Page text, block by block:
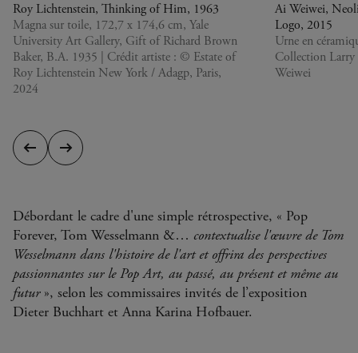
Roy Lichtenstein, Thinking of Him, 1963
Magna sur toile, 172,7 x 174,6 cm, Yale
University Art Gallery, Gift of Richard Brown
Baker, B.A. 1935 | Crédit artiste : © Estate of
Roy Lichtenstein New York / Adagp, Paris,
2024
Ai Weiwei,
Logo, 2015
Urne en
Collection
Weiwei
Diapositive
Diapositive
Débordant le cadre d'une simple rétrospective, « Pop
Forever, Tom Wesselmann &… contextualise l'œuvre de Tom
Wesselmann dans l'histoire de l'art et offrira des perspectives
passionnantes sur le Pop Art, au passé, au présent et même au
futur », selon les commissaires invités de l’exposition
Dieter Buchhart et Anna Karina Hofbauer.